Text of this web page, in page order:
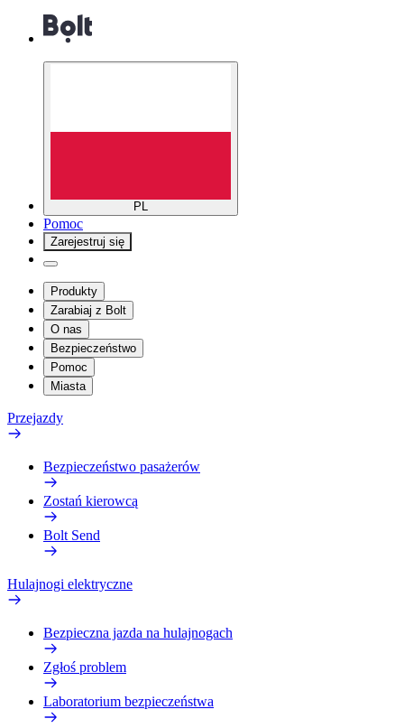
PL
Pomoc
Zarejestruj się
Produkty
Zarabiaj z Bolt
O nas
Bezpieczeństwo
Pomoc
Miasta
Przejazdy
Bezpieczeństwo pasażerów
Zostań kierowcą
Bolt Send
Hulajnogi elektryczne
Bezpieczna jazda na hulajnogach
Zgłoś problem
Laboratorium bezpieczeństwa